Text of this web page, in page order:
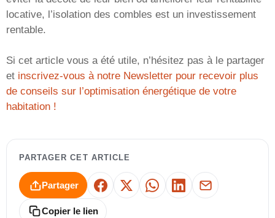
locative, l’isolation des combles est un investissement
rentable.
Si cet article vous a été utile, n’hésitez pas à le partager
et inscrivez-vous à notre Newsletter pour recevoir plus
de conseils sur l’optimisation énergétique de votre
habitation !
PARTAGER CET ARTICLE
Partager Facebook
X WhatsAppLinkedInE-mail
Copier le lien